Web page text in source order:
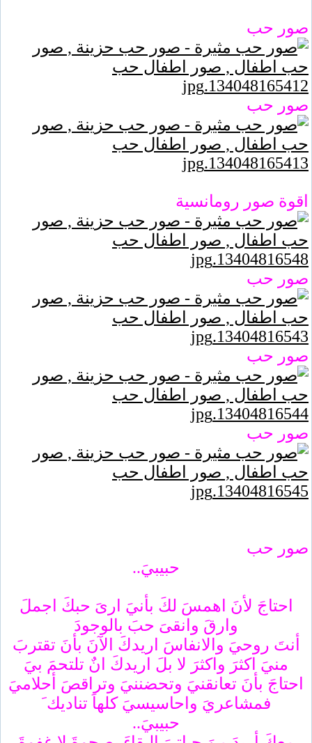
صور حب
صور حب
اقوة صور رومانسية
صور حب
صور حب
صور حب
صور حب
حبيبيَ..
احتاجَ لأنَ اهمسَ لكَ بأنيَ ارىَ حبكَ اجملَ
وارقَ وانقىَ حبَ بالوجودَ
أنتَ روحيَ والانفاسَ اريدكَ الآنَ بأنَ تقتربَ
منيَ اكثرَ واكثرَ لا بلَ اريدكَ انٌ تلتحمَ بيَ
احتاجَ بأنَ تعانقنيَ وتحضننيَ وتراقصَ أحلاميَ
فمشاعريَ واحاسيسيَ كلهاَ تناديك َ
حبيبيَ..